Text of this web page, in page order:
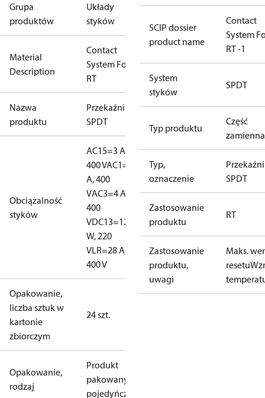
Grupa
produktów
Układy
styków
Material
Description
Contact
System For
RT
Nazwa
produktu
Przekaźnik
SPDT
Obciążalność
styków
AC15=3 A,
400 VAC1=10
A, 400
VAC3=4 A,
400
VDC13=12
W, 220
VLR=28 A,
400 V
Opakowanie,
liczba sztuk w
kartonie
zbiorczym
24 szt.
Opakowanie,
rodzaj
Produkt
pakowany
pojedyńczo
SCIP dossier
product name
Contact
System
RT -1
System
styków
SPDT
Typ produktu
Część
zamienna
Typ,
oznaczenie
SPDT
Zastosowanie
produktu
RT
Zastosowanie
produktu,
uwagi
Maks.
resetu